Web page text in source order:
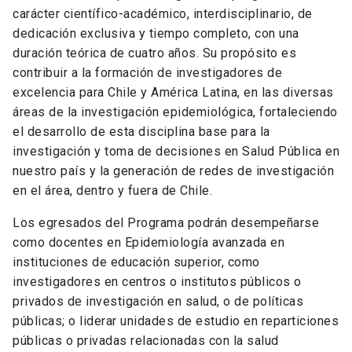
carácter científico-académico, interdisciplinario, de
dedicación exclusiva y tiempo completo, con una
duración teórica de cuatro años. Su propósito es
contribuir a la formación de investigadores de
excelencia para Chile y América Latina, en las diversas
áreas de la investigación epidemiológica, fortaleciendo
el desarrollo de esta disciplina base para la
investigación y toma de decisiones en Salud Pública en
nuestro país y la generación de redes de investigación
en el área, dentro y fuera de Chile.
Los egresados del Programa podrán desempeñarse
como docentes en Epidemiología avanzada en
instituciones de educación superior, como
investigadores en centros o institutos públicos o
privados de investigación en salud, o de políticas
públicas; o liderar unidades de estudio en reparticiones
públicas o privadas relacionadas con la salud